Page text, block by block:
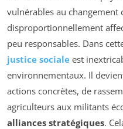
vulnérables au changement
disproportionnellement
peu responsables. Dans
justice sociale est
environnementaux. Il
actions concrètes, de
agriculteurs aux militants
alliances stratégiques.